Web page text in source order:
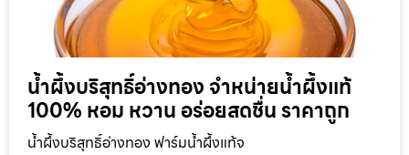
น้ำผึ้งบริสุทธิ์อ่างทอง จำหน่ายน้ำผึ้งแท้
100% หอม หวาน อร่อยสดชื่น ราคาถูก
น้ำผึ้งบริสุทธิ์อ่างทอง ฟาร์มน้ำผึ้งแท้จ